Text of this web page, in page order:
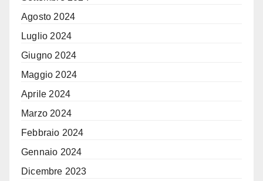
Agosto 2024
Luglio 2024
Giugno 2024
Maggio 2024
Aprile 2024
Marzo 2024
Febbraio 2024
Gennaio 2024
Dicembre 2023